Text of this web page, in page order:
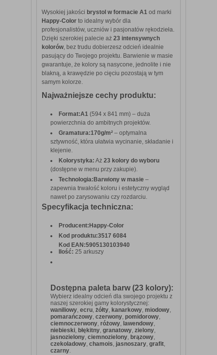
Wysokiej jakości brystol w formacie A1 od marki
Happy-Color to idealny wybór dla
profesjonalistów, uczniów i pasjonatów rękodzieła.
Dzięki szerokiej palecie aż 23 intensywnych
kolorów, bez trudu dobierzesz odcień idealnie
pasujący do Twojego projektu. Barwienie w masie
gwarantuje, że kolory są nasycone, jednolite i nie
blakną, a krawędzie po cięciu pozostają w tym
samym kolorze.
Najważniejsze cechy produktu:
Format:A1 (594 x 841 mm) – duża
powierzchnia do ambitnych projektów.
Gramatura:170g/m² – optymalna
sztywność, która ułatwia wycinanie, składanie i
klejenie.
Kolorystyka: Aż 23 kolory do wyboru
(dostępne w menu przy zakupie).
Technologia: Barwiony w masie –
zapewnia trwałość koloru i estetyczny wygląd
nawet po zarysowaniu czy rozdarciu.
Specyfikacja techniczna:
Producent: Happy-Color
Kod produktu:3517 6084
Kod EAN:5905130103940
Ilość: 25 arkuszy
Dostępna paleta barw (23 kolory):
Wybierz idealny odcień dla swojego projektu z
naszej szerokiej gamy kolorystycznej:
waniliowy, ecru, żółty, kanarkowy, miodowy,
pomarańczowy, czerwony, pomidorowy,
ciemnoczerwony, różowy, lawendowy,
niebieski, błękitny, granatowy, zielony,
jasnozielony, ciemnozielony, brązowy,
czekoladowy, chamois, jasnoszary, grafit,
czarny.